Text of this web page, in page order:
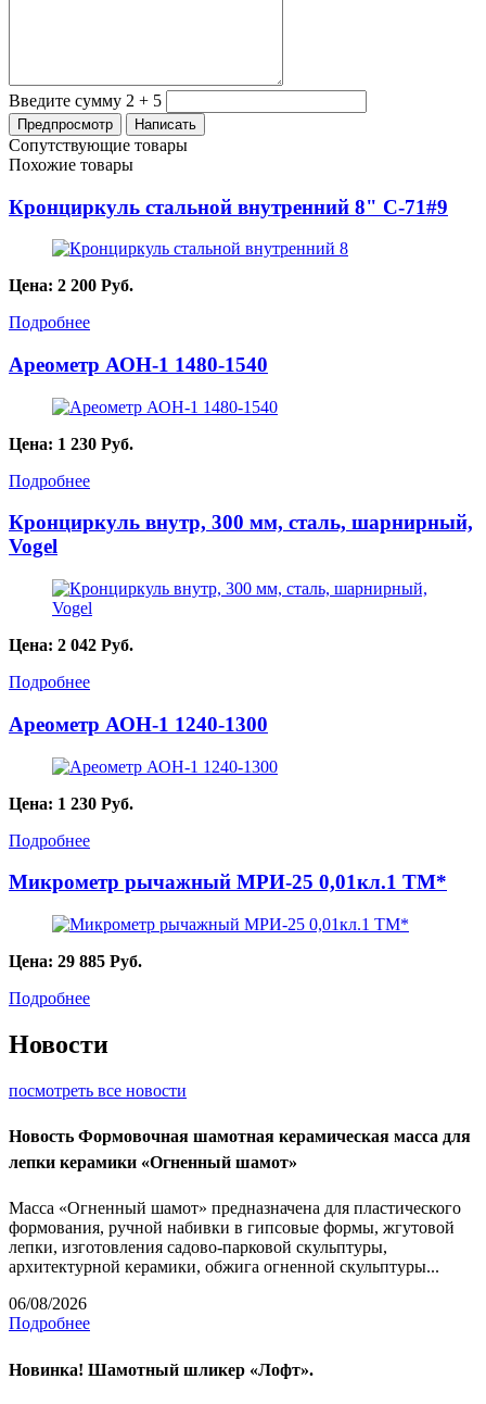
Введите сумму 2 + 5
Сопутствующие товары
Похожие товары
Кронциркуль стальной внутренний 8" C-71#9
Цена: 2 200 Руб.
Подробнее
Ареометр АОН-1 1480-1540
Цена: 1 230 Руб.
Подробнее
Кронциркуль внутр, 300 мм, сталь, шарнирный,
Vogel
Цена: 2 042 Руб.
Подробнее
Ареометр АОН-1 1240-1300
Цена: 1 230 Руб.
Подробнее
Микрометр рычажный МРИ-25 0,01кл.1 ТМ*
Цена: 29 885 Руб.
Подробнее
Новости
посмотреть все новости
Новость Формовочная шамотная керамическая масса для
лепки керамики «Огненный шамот»
Масса «Огненный шамот» предназначена для пластического
формования, ручной набивки в гипсовые формы, жгутовой
лепки, изготовления садово-парковой скульптуры,
архитектурной керамики, обжига огненной скульптуры...
06/08/2026
Подробнее
Новинка! Шамотный шликер «Лофт».